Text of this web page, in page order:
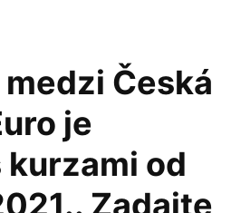
Česká
je
od
Zadajte